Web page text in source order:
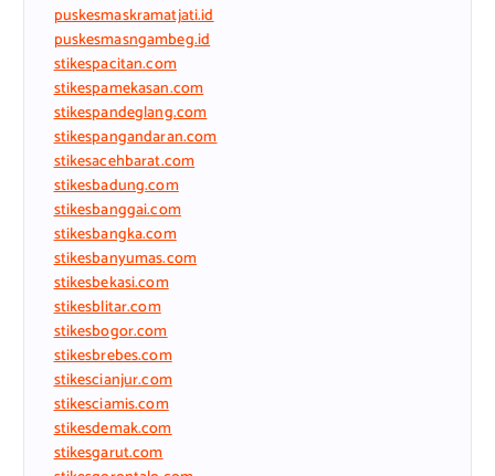
puskesmaskramatjati.id
puskesmasngambeg.id
stikespacitan.com
stikespamekasan.com
stikespandeglang.com
stikespangandaran.com
stikesacehbarat.com
stikesbadung.com
stikesbanggai.com
stikesbangka.com
stikesbanyumas.com
stikesbekasi.com
stikesblitar.com
stikesbogor.com
stikesbrebes.com
stikescianjur.com
stikesciamis.com
stikesdemak.com
stikesgarut.com